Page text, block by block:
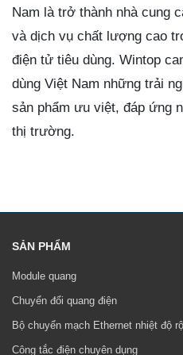
Nam là trở thành nhà cung
và dịch vụ chất lượng cao
điện tử tiêu dùng. Wintop
dùng Việt Nam những trải
sản phẩm ưu việt, đáp ứng
thị trường.
SẢN PHẨM
Module quang
Chuyển đổi quang điện
Bộ chuyển mạch Ethernet nhiệt độ
Công tắc điện chuyên dụng